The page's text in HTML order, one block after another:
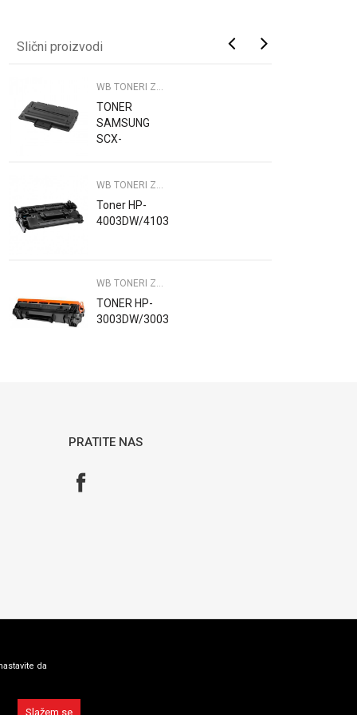
Slični proizvodi
WB TONERI ZA PRINTERE
TONER
SAMSUNG
SCX-
WB TONERI ZA PRINTERE
Toner HP-
4003DW/4103DW/WB
WB TONERI ZA PRINTERE
TONER HP-
3003DW/3003DN/3103/WB
PRATITE NAS
da
Slažem se